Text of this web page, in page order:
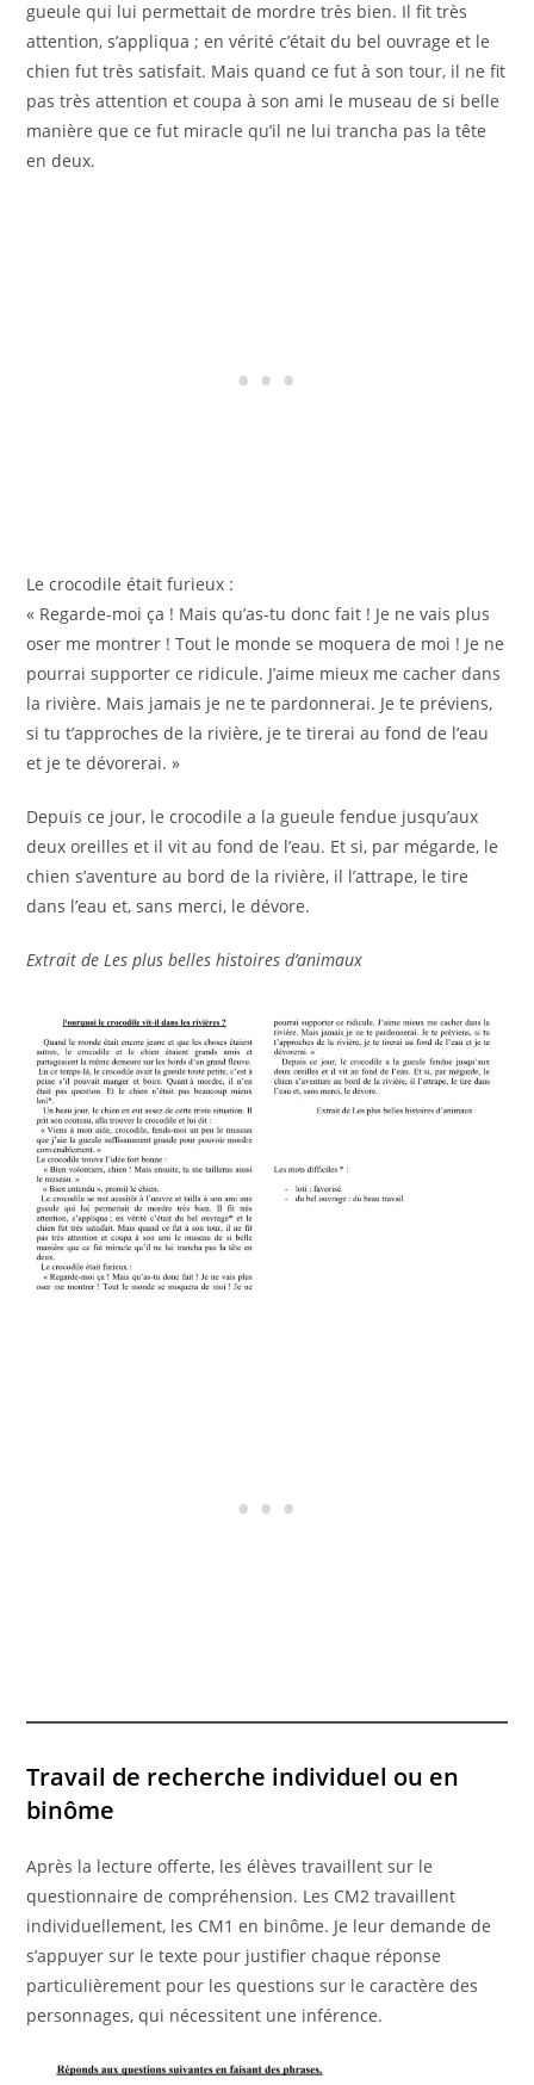
gueule qui lui permettait de mordre très bien. Il fit très
attention, s’appliqua ; en vérité c’était du bel ouvrage et le
chien fut très satisfait. Mais quand ce fut à son tour, il ne fit
pas très attention et coupa à son ami le museau de si belle
manière que ce fut miracle qu’il ne lui trancha pas la tête
en deux.
Le crocodile était furieux :
« Regarde-moi ça ! Mais qu’as-tu donc fait ! Je ne vais plus
oser me montrer ! Tout le monde se moquera de moi ! Je ne
pourrai supporter ce ridicule. J’aime mieux me cacher dans
la rivière. Mais jamais je ne te pardonnerai. Je te préviens,
si tu t’approches de la rivière, je te tirerai au fond de l’eau
et je te dévorerai. »
Depuis ce jour, le crocodile a la gueule fendue jusqu’aux
deux oreilles et il vit au fond de l’eau. Et si, par mégarde, le
chien s’aventure au bord de la rivière, il l’attrape, le tire
dans l’eau et, sans merci, le dévore.
Extrait de Les plus belles histoires d’animaux
Travail de recherche individuel ou en
binôme
Après la lecture offerte, les élèves travaillent sur le
questionnaire de compréhension. Les CM2 travaillent
individuellement, les CM1 en binôme. Je leur demande de
s’appuyer sur le texte pour justifier chaque réponse
particulièrement pour les questions sur le caractère des
personnages, qui nécessitent une inférence.